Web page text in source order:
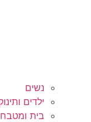
נשים
ילדים
בית ומטבח